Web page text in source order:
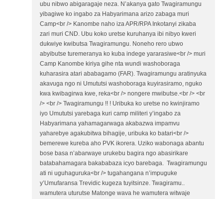
ubu nibwo abigaragaje neza. N’akanya gato Twagiramungu
yibagiwe ko ingabo za Habyarimana arizo zabaga muri
Camp<br /> Kanombe naho iza APR/RPA Inkotanyi zikaba
zari muri CND. Ubu koko uretse kuruhanya ibi nibyo kweri
dukwiye kwibutsa Twagiramungu. Noneho rero ubwo
abyibutse turemeranya ko kuba indege yararasiwe<br /> muri
Camp Kanombe kiriya gihe nta wundi washoboraga
kuharasira atari ababagamo (FAR). Twagiramungu aratinyuka
akavuga ngo ni Umututsi washoboraga kuyirasiramo, nguko
kwa kwibagirwa kwe, reka<br /> nongere mwibutse.<br /> <br
/> <br /> Twagiramungu !! ! Uribuka ko uretse no kwinjiramo
iyo Umututsi yarebaga kuri camp militeri y’ingabo za
Habyarimana yahamagarwaga akabazwa impamvu
yaharebye agakubitwa bihagije, uribuka ko batari<br />
bemerewe kureba aho PVK ikorera. Uziko wabonaga abantu
bose basa n’abarwaye urukebu bagira ngo abasirikare
batabahamagara bakababaza icyo barebaga. Twagiramungu
ati ni uguhaguruka<br /> tugahangana n’impuguke
y’Umufaransa Trevidic kugeza tuyitsinze. Twagiramu..
wamutera uturutse Matonge wava he wamutera witwaje